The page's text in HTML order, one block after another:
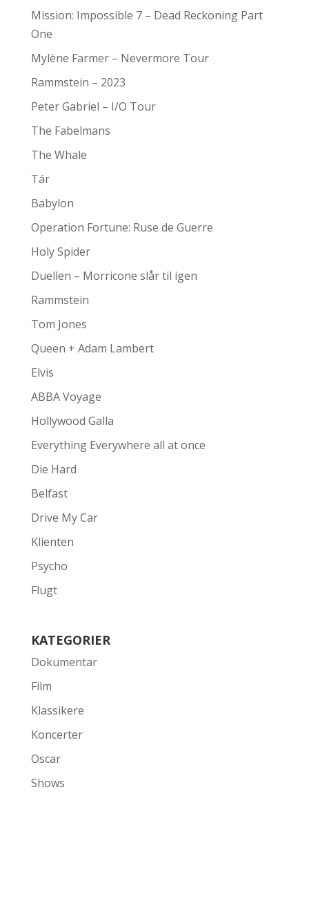
Mission: Impossible 7 – Dead Reckoning Part
One
Mylène Farmer – Nevermore Tour
Rammstein – 2023
Peter Gabriel – I/O Tour
The Fabelmans
The Whale
Tár
Babylon
Operation Fortune: Ruse de Guerre
Holy Spider
Duellen – Morricone slår til igen
Rammstein
Tom Jones
Queen + Adam Lambert
Elvis
ABBA Voyage
Hollywood Galla
Everything Everywhere all at once
Die Hard
Belfast
Drive My Car
Klienten
Psycho
Flugt
KATEGORIER
Dokumentar
Film
Klassikere
Koncerter
Oscar
Shows